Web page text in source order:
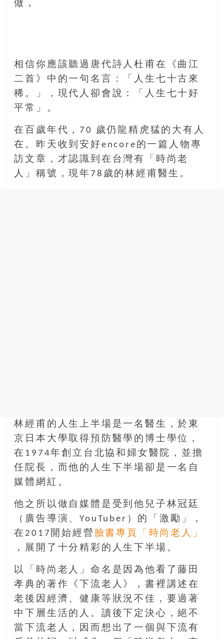
做，
相信你應該聽過唐代詩人杜甫在《曲江
二首》中的一句名言：「人生七十古來
稀。」，現代人卻會說：「人生七十好
平常」。
在百歲年代，70 歲仍龍精虎猛的大有人
在。昨天收到安好encore的一篇人物專
訪文章，才認識到在台灣有「時尚老
人」稱號，現年78歲的林經甫醫生。
林經甫的人生上半場是一名醫生，於東
京日本大學取得預防醫學的博士學位，
在1974年創立台北協和婦女醫院，並擔
任院長，而他的人生下半場卻是一名自
媒體網紅。
他之所以做自媒體是受到他兒子林冠廷
（廣告導演、YouTuber）的「激勵」，
在2017開始經營 臉書專頁「時尚老人」
，展開了十分精彩的人生下半場。
以「時尚老人」命名是因為他看了藤田
孝典的著作《下流老人》，書裡講述在
老後因經濟、健康等狀況不佳，要過著
中下層生活的人。讀後下定決心，絕不
當下流老人，因而想出了一個與下流有